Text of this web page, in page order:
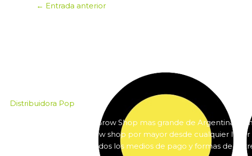
← Entrada anterior
Distribuidora Pop
Pop es el mayorista de Grow Shop mas grande de Argentina.
online insumos para grow shop por mayor desde cualquier lugar
país. Pop cuenta con todos los medios de pago y formas de